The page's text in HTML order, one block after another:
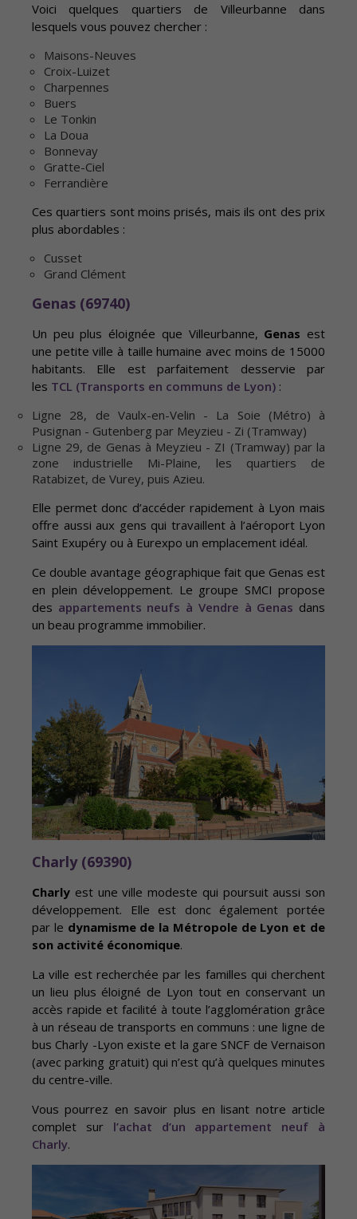
Voici quelques quartiers de Villeurbanne dans
lesquels vous pouvez chercher :
Maisons-Neuves
Croix-Luizet
Charpennes
Buers
Le Tonkin
La Doua
Bonnevay
Gratte-Ciel
Ferrandière
Ces quartiers sont moins prisés, mais ils ont des prix
plus abordables :
Cusset
Grand Clément
Genas (69740)
Un peu plus éloignée que Villeurbanne, Genas est
une petite ville à taille humaine avec moins de 15000
habitants. Elle est parfaitement desservie par
les TCL (Transports en communs de Lyon) :
Ligne 28, de Vaulx-en-Velin - La Soie (Métro) à
Pusignan - Gutenberg par Meyzieu - Zi (Tramway)
Ligne 29, de Genas à Meyzieu - ZI (Tramway) par la
zone industrielle Mi-Plaine, les quartiers de
Ratabizet, de Vurey, puis Azieu.
Elle permet donc d’accéder rapidement à Lyon mais
offre aussi aux gens qui travaillent à l’aéroport Lyon
Saint Exupéry ou à Eurexpo un emplacement idéal.
Ce double avantage géographique fait que Genas est
en plein développement. Le groupe SMCI propose
des appartements neufs à Vendre à Genas dans
un beau programme immobilier.
Charly (69390)
Charly est une ville modeste qui poursuit aussi son
développement. Elle est donc également portée
par le dynamisme de la Métropole de Lyon et de
son activité économique.
La ville est recherchée par les familles qui cherchent
un lieu plus éloigné de Lyon tout en conservant un
accès rapide et facilité à toute l’agglomération grâce
à un réseau de transports en communs : une ligne de
bus Charly -Lyon existe et la gare SNCF de Vernaison
(avec parking gratuit) qui n’est qu’à quelques minutes
du centre-ville.
Vous pourrez en savoir plus en lisant notre article
complet sur l’achat d’un appartement neuf à
Charly.